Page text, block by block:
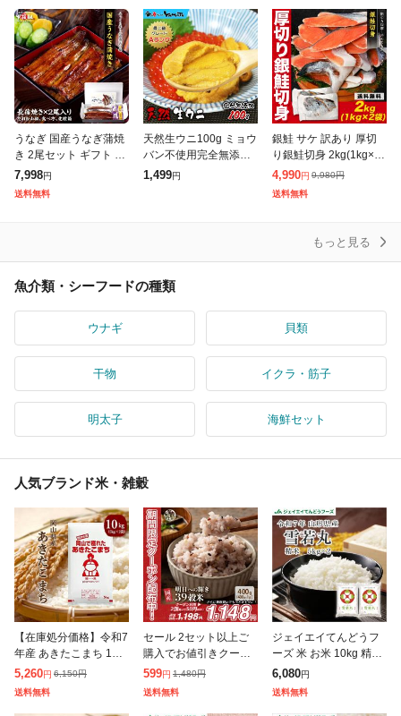
うなぎ 国産うなぎ蒲焼
き 2尾セット ギフト 化
粧箱入り タレ&山椒・
食べ方の説明書同封 鰻
ウナギ 贈答 贈り物 プ
7,998円
送料無料
天然生ウニ100g ミョウ
バン不使用完全無添加
うに 雲丹 海鮮丼 寿司
1,499円
銀鮭 サケ 訳あり 厚切
り銀鮭切身 2kg(1kg×2
袋) 定塩 チリ産 鮭 切り
身 さけ シャケ ギンザ
ケ ご飯のお供 お中元
4,990円 9,980円
送料無料
もっと見る
魚介類・シーフードの種類
ウナギ 貝類
干物 イクラ・筋子
明太子 海鮮セット
人気ブランド米・雑穀
【在庫処分価格】令和7
年産 あきたこまち 10k
g (5kg×2袋) 岡山県産
ブランド米 米 お米 送
料無料 10キロ 北海道
5,260円 6,150円
送料無料
セール 2セット以上ご
購入でお値引きクーポ
ン有り! 雑穀 雑穀米 国
産 明日への輝き39穀米
ブレンド 400g 送料無
599円 1,480円
送料無料
ジェイエイてんどうフ
ーズ 米 お米 10kg 精米
山形県産 令和7年 雪若
丸 10kg (5kg×2袋) 【キ
ャンセル不可・着
6,080円
送料無料